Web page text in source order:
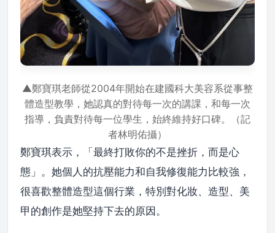
▲鄭寶琪老師從2004年開始在建國科大美容系從事整
體造型教學，她認真的對待每一次的講課，和每一次
指導，負責對待每一位學生，始終維持好口碑。（記
者林明佑攝）
鄭寶琪表示，「最終打敗你的不是挫折，而是心
態」。她個人的抗壓能力和自我修復能力比較強，
很喜歡整體造型這個行業，特別對化妝、造型、美
甲的創作是她堅持下去的原因。